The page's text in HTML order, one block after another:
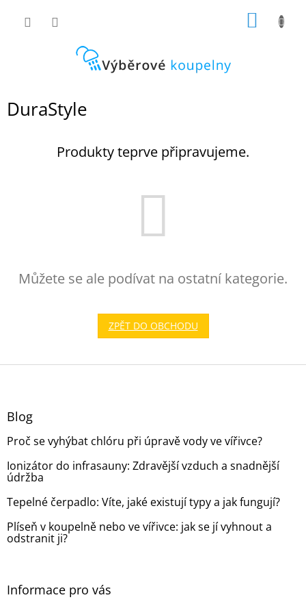
DuraStyle
Produkty teprve připravujeme.
Můžete se ale podívat na ostatní kategorie.
ZPĚT DO OBCHODU
Z
Blog
Proč se vyhýbat chlóru při úpravě vody ve vířivce?
Ionizátor do infrasauny: Zdravější vzduch a snadnější
údržba
Tepelné čerpadlo: Víte, jaké existují typy a jak fungují?
Plíseň v koupelně nebo ve vířivce: jak se jí vyhnout a
odstranit ji?
Informace pro vás